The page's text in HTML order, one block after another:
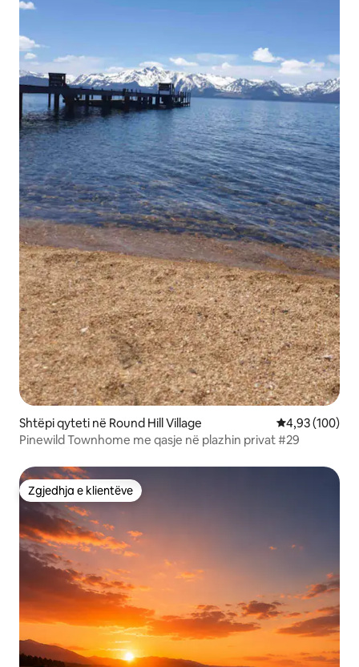
Shtëpi qyteti në Round Hill Village Vlerësimi
4,93 (100)
Pinewild Townhome me qasje në plazhin privat #29
Zgjedhja e klientëve
Zgjedhja e klientëve